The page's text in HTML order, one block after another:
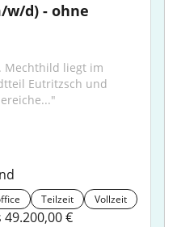
Eutritzsch und
Teilzeit Vollzeit
€